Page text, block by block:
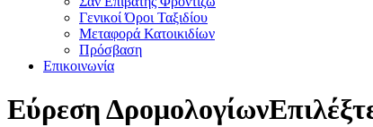
Γενικοί Όροι Ταξιδίου
Μεταφορά Κατοικιδίων
Πρόσβαση
Επικοινωνία
Εύρεση Δρομολογίων